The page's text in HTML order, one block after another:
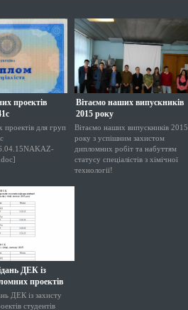
проектів
для груп
Вітаємо наших випускників
2015 року
Вітаємо наших випускників 2015
року з успішним захистом
дипломних робіт та набуттям
статусу спеціалістів з хімічної
технології!
ДЕК із
проектів
хімічно ...
ДЕК із захисту
студентів